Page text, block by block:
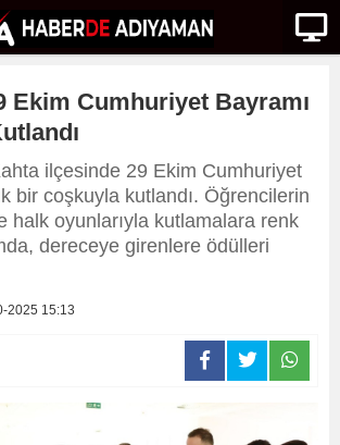
Ekim Cumhuriyet Bayramı
ilçesinde 29 Ekim Cumhuriyet
bir coşkuyla kutlandı. Öğrencilerin
halk oyunlarıyla kutlamalara renk
dereceye girenlere ödülleri
2025 15:13